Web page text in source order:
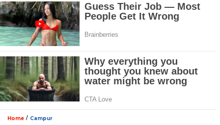
Home / Campur